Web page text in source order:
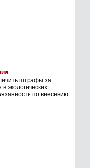
штрафы за
экологических
по внесению